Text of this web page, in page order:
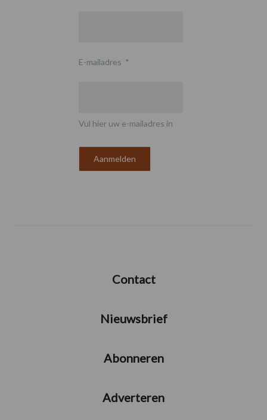
E-mailadres *
Vul hier uw e-mailadres in
Contact
Nieuwsbrief
Abonneren
Adverteren